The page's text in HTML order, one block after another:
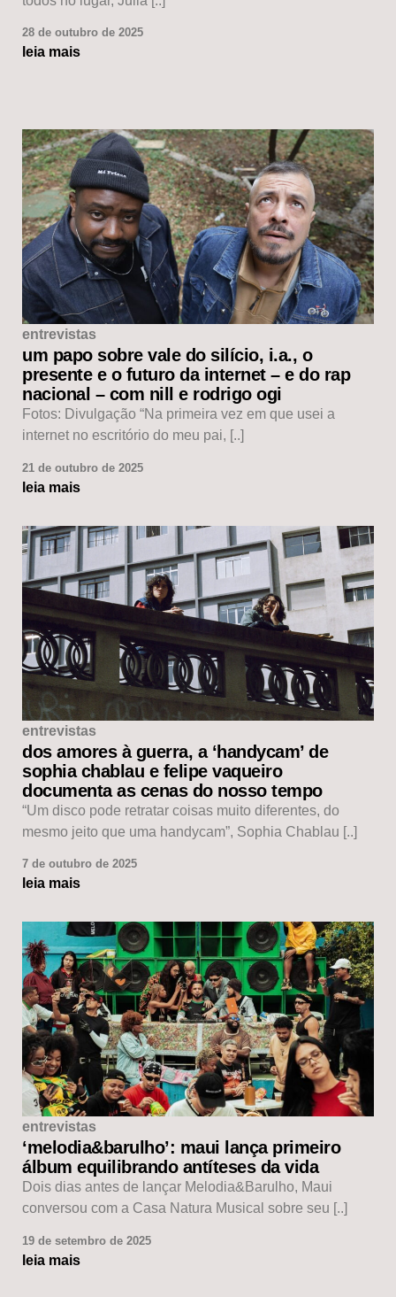
28 de outubro de 2025
leia mais
entrevistas
um papo sobre vale do silício, i.a., o
presente e o futuro da internet – e do rap
nacional – com nill e rodrigo ogi
Fotos: Divulgação “Na primeira vez em que usei a
internet no escritório do meu pai, [..]
21 de outubro de 2025
leia mais
entrevistas
dos amores à guerra, a ‘handycam’ de
sophia chablau e felipe vaqueiro
documenta as cenas do nosso tempo
“Um disco pode retratar coisas muito diferentes, do
mesmo jeito que uma handycam”, Sophia Chablau [..]
7 de outubro de 2025
leia mais
entrevistas
‘melodia&barulho’: maui lança primeiro
álbum equilibrando antíteses da vida
Dois dias antes de lançar Melodia&Barulho, Maui
conversou com a Casa Natura Musical sobre seu [..]
19 de setembro de 2025
leia mais